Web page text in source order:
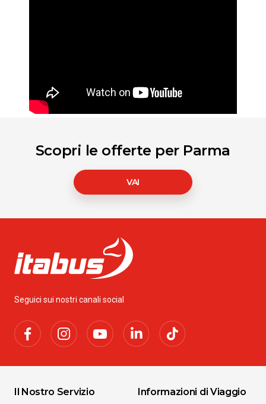
Scopri le offerte per Parma
VAI
Seguici sui nostri canali social
Il Nostro Servizio Informazioni di Viaggio